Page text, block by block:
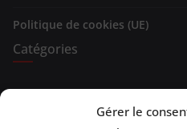
Gérer le
Politique de cookies (UE)
Catégories